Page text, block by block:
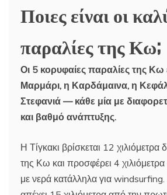
Ποιες είναι οι
παραλίες της Κω;
Οι 5 κορυφαίες παραλίες της Κω
Μαρμάρι, η Καρδάμαινα, η
Στεφανιά — κάθε μία με
και βαθμό ανάπτυξης.
Η Τίγκακι βρίσκεται 12 χιλιόμετρα
της Κω και προσφέρει 4
με νερά κατάλληλα για